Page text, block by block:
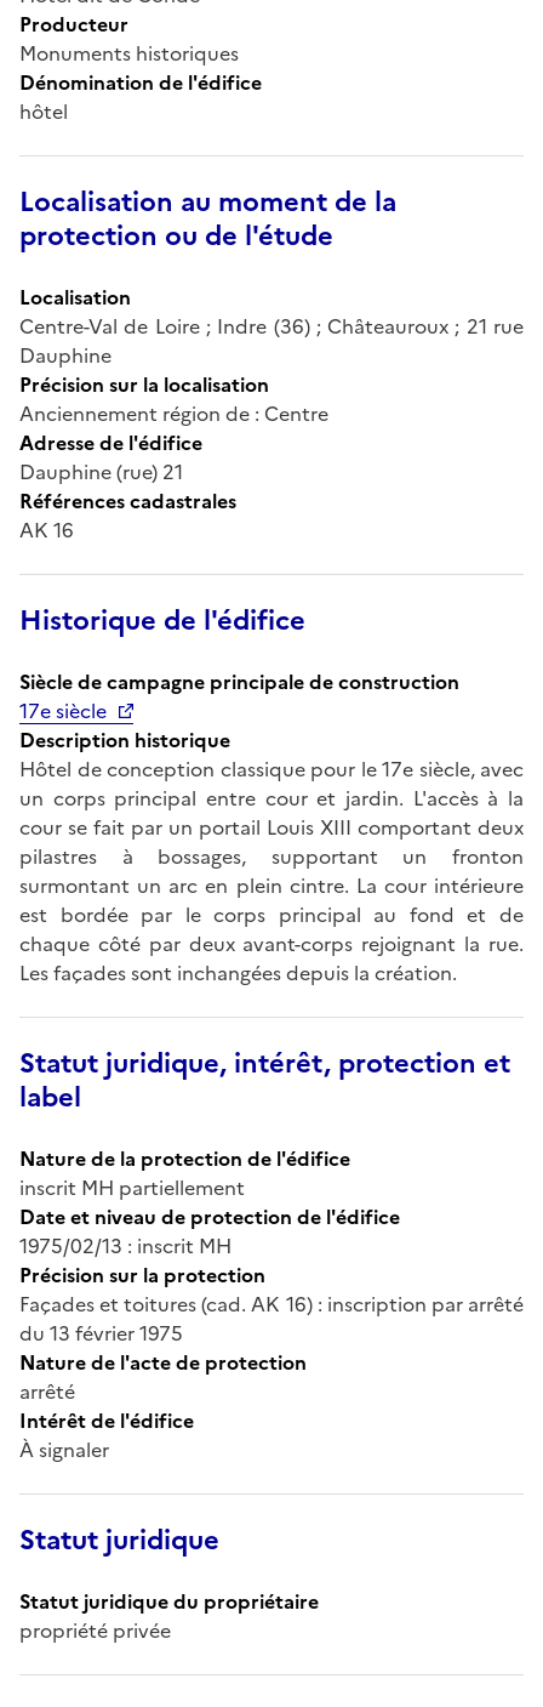
Producteur
Monuments historiques
Dénomination de l'édifice
hôtel
Localisation au moment de la
protection ou de l'étude
Localisation
Centre-Val de Loire ; Indre (36) ; Châteauroux ; 21 rue
Dauphine
Précision sur la localisation
Anciennement région de : Centre
Adresse de l'édifice
Dauphine (rue) 21
Références cadastrales
AK 16
Historique de l'édifice
Siècle de campagne principale de construction
17e siècle
Description historique
Hôtel de conception classique pour le 17e siècle, avec
un corps principal entre cour et jardin. L'accès à la
cour se fait par un portail Louis XIII comportant deux
pilastres à bossages, supportant un fronton
surmontant un arc en plein cintre. La cour intérieure
est bordée par le corps principal au fond et de
chaque côté par deux avant-corps rejoignant la rue.
Les façades sont inchangées depuis la création.
Statut juridique, intérêt, protection et
label
Nature de la protection de l'édifice
inscrit MH partiellement
Date et niveau de protection de l'édifice
1975/02/13 : inscrit MH
Précision sur la protection
Façades et toitures (cad. AK 16) : inscription par arrêté
du 13 février 1975
Nature de l'acte de protection
arrêté
Intérêt de l'édifice
À signaler
Statut juridique
Statut juridique du propriétaire
propriété privée